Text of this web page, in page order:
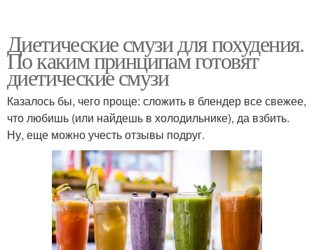
Диетические смузи для похудения.
По каким принципам готовят
диетические смузи
Казалось бы, чего проще: сложить в блендер все свежее,
что любишь (или найдешь в холодильнике), да взбить.
Ну, еще можно учесть отзывы подруг.